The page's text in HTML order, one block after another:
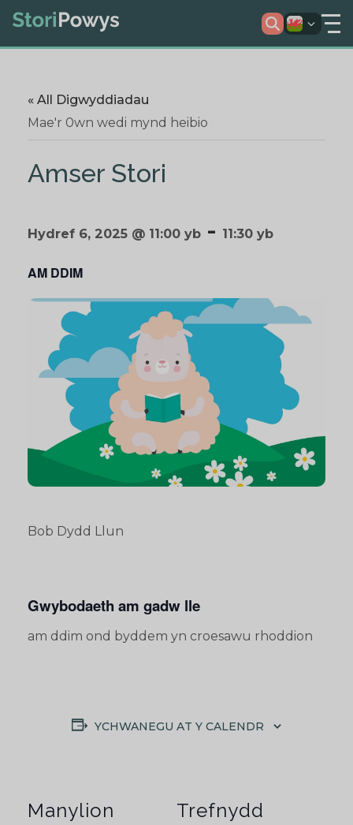
« All Digwyddiadau
Mae'r 0wn wedi mynd heibio
Amser Stori
Hydref 6, 2025 @ 11:00 yb - 11:30 yb
AM DDIM
Bob Dydd Llun
Gwybodaeth am gadw lle
am ddim ond byddem yn croesawu rhoddion
YCHWANEGU AT Y CALENDR
Manylion Trefnydd